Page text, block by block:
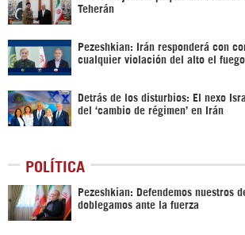
Teherán
Pezeshkian: Irán responderá con
cualquier violación del alto el fuego
Detrás de los disturbios: El nexo
del ‘cambio de régimen’ en Irán
POLÍTICA
Pezeshkian: Defendemos nuestros
doblegamos ante la fuerza